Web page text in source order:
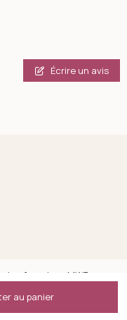
au panier
Écrire un avis
fourni par MWB